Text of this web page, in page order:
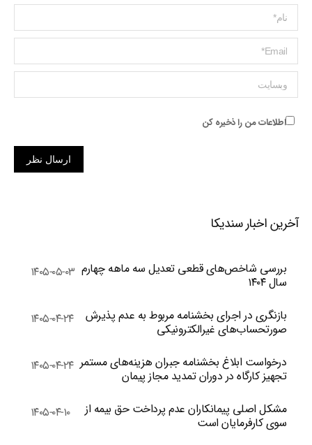
Name *
ایمیل *
وبسایت
اطلاعات من را ذخیره کن
ارسال نظر
آخرین اخبار سندیکا
بررسی شاخص‌های قطعی تعدیل سه ماهه چهارم
سال ۱۴۰۴
۱۴۰۵-۰۵-۰۳
بازنگری در اجرای بخشنامه مربوط به عدم پذیرش
صورتحساب‌های غیرالکترونیکی
۱۴۰۵-۰۴-۲۴
درخواست ابلاغ بخشنامه جبران هزینه‌های مستمر
تجهیز کارگاه در دوران تمدید مجاز پیمان
۱۴۰۵-۰۴-۲۴
مشکل اصلی پیمانکاران عدم پرداخت حق بیمه از
سوی کارفرمایان است
۱۴۰۵-۰۴-۱۰